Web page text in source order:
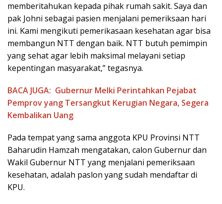
memberitahukan kepada pihak rumah sakit. Saya dan
pak Johni sebagai pasien menjalani pemeriksaan hari
ini. Kami mengikuti pemerikasaan kesehatan agar bisa
membangun NTT dengan baik. NTT butuh pemimpin
yang sehat agar lebih maksimal melayani setiap
kepentingan masyarakat,” tegasnya.
BACA JUGA: Gubernur Melki Perintahkan Pejabat
Pemprov yang Tersangkut Kerugian Negara, Segera
Kembalikan Uang
Pada tempat yang sama anggota KPU Provinsi NTT
Baharudin Hamzah mengatakan, calon Gubernur dan
Wakil Gubernur NTT yang menjalani pemeriksaan
kesehatan, adalah paslon yang sudah mendaftar di
KPU.